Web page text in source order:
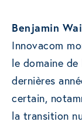
Benjamin
Innovacom
le domaine
dernières
certain,
la transition